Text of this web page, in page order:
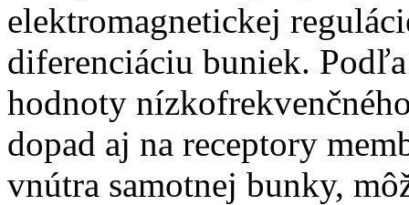
elektromagnetickej
diferenciáciu buniek.
hodnoty
dopad aj na receptory
vnútra samotnej bunky,